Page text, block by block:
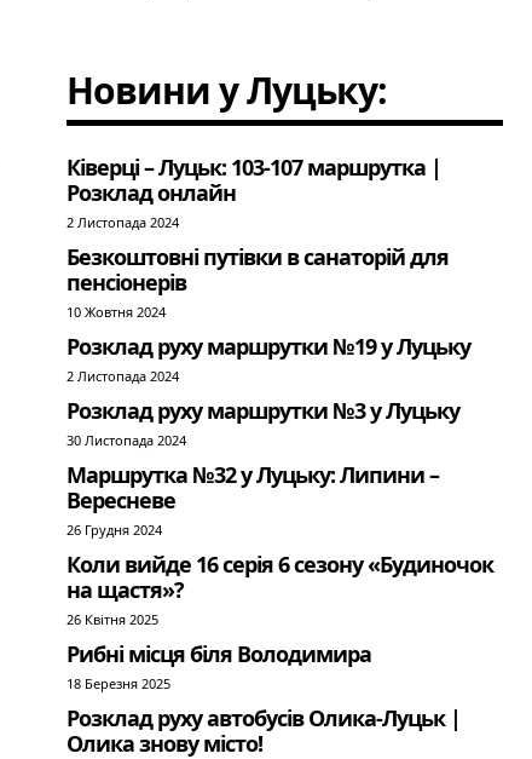
Новини у Луцьку:
Ківерці – Луцьк: 103-107 маршрутка |
Розклад онлайн
2 Листопада 2024
Безкоштовні путівки в санаторій для
пенсіонерів
10 Жовтня 2024
Розклад руху маршрутки №19 у Луцьку
2 Листопада 2024
Розклад руху маршрутки №3 у Луцьку
30 Листопада 2024
Маршрутка №32 у Луцьку: Липини –
Вересневе
26 Грудня 2024
Коли вийде 16 серія 6 сезону «Будиночок
на щастя»?
26 Квітня 2025
Рибні місця біля Володимира
18 Березня 2025
Розклад руху автобусів Олика-Луцьк |
Олика знову місто!